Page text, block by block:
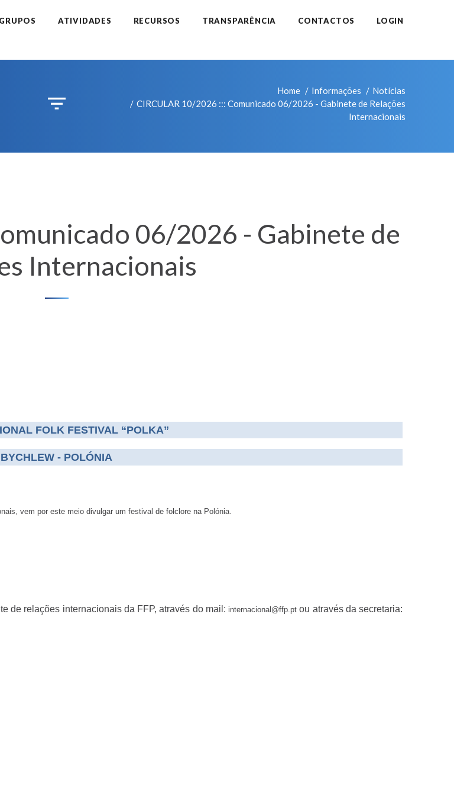
GRUPOS ATIVIDADES RECURSOS TRANSPARÊNCIA CONTACTOS LOGIN
Home Informações
Notícias
CIRCULAR 10/2026 ::: Comunicado 06/2026 - Gabinete de Relações
Internacionais
06/2026 - Gabinete de
Internacionais
FOLK FESTIVAL “POLKA”
BYCHLEW - POLÓNIA
vem por este meio divulgar um festival de folclore na Polónia.
de relações internacionais da FFP, através do mail:internacional@ffp.pt ou através da secretaria: